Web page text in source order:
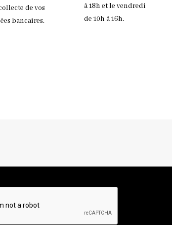
de vos
bancaires.
à 18h et le vendredi
de 10h à 16h.